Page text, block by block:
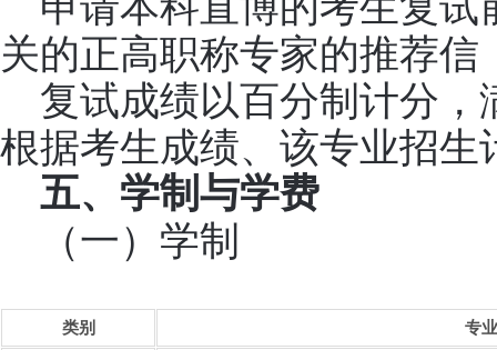
关的正高职称专家的推荐
复试成绩以百分制计分
根据考生成绩、该专业招
五、学制与学费
（一）学制
类别 专业